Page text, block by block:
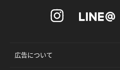
広告について